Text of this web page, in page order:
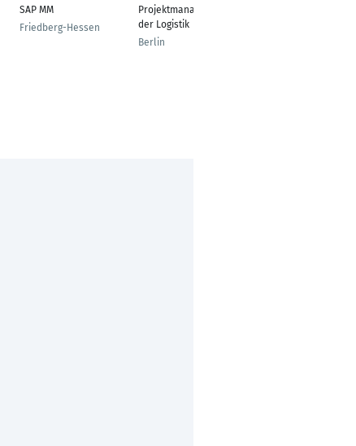
SAP MM
Friedberg-Hessen
Projektmanager in
der Logistik
Berlin